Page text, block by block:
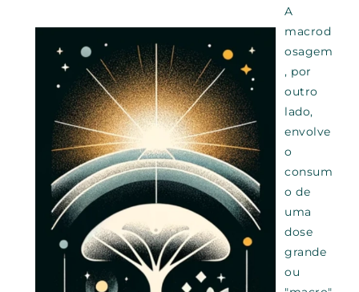
A
macrod
osagem
, por
outro
lado,
envolve
o
consum
o de
uma
dose
grande
ou